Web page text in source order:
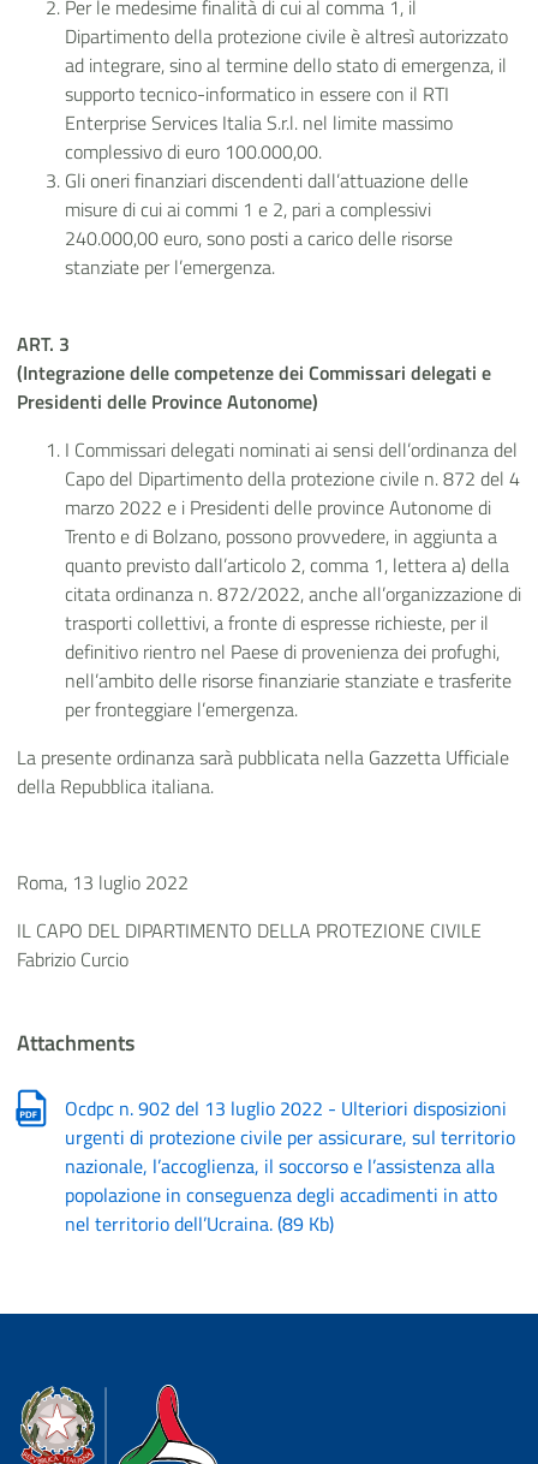
Per le medesime finalità di cui al comma 1, il
Dipartimento della protezione civile è altresì autorizzato
ad integrare, sino al termine dello stato di emergenza, il
supporto tecnico-informatico in essere con il RTI
Enterprise Services Italia S.r.l. nel limite massimo
complessivo di euro 100.000,00.
Gli oneri finanziari discendenti dall’attuazione delle
misure di cui ai commi 1 e 2, pari a complessivi
240.000,00 euro, sono posti a carico delle risorse
stanziate per l’emergenza.
ART. 3
(Integrazione delle competenze dei Commissari delegati e
Presidenti delle Province Autonome)
I Commissari delegati nominati ai sensi dell’ordinanza del
Capo del Dipartimento della protezione civile n. 872 del 4
marzo 2022 e i Presidenti delle province Autonome di
Trento e di Bolzano, possono provvedere, in aggiunta a
quanto previsto dall’articolo 2, comma 1, lettera a) della
citata ordinanza n. 872/2022, anche all’organizzazione di
trasporti collettivi, a fronte di espresse richieste, per il
definitivo rientro nel Paese di provenienza dei profughi,
nell’ambito delle risorse finanziarie stanziate e trasferite
per fronteggiare l’emergenza.
La presente ordinanza sarà pubblicata nella Gazzetta Ufficiale
della Repubblica italiana.
Roma, 13 luglio 2022
IL CAPO DEL DIPARTIMENTO DELLA PROTEZIONE CIVILE
Fabrizio Curcio
Attachments
Ocdpc n. 902 del 13 luglio 2022 - Ulteriori disposizioni
urgenti di protezione civile per assicurare, sul territorio
nazionale, l’accoglienza, il soccorso e l’assistenza alla
popolazione in conseguenza degli accadimenti in atto
nel territorio dell’Ucraina.(89 Kb)
Dipartimento della Protezione Civile